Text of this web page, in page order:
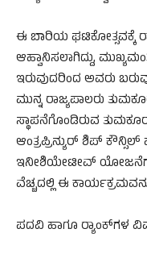
ಈ ಬಾರಿಯ ಘಟಿಕೋತ್ಸವಕ್ಕೆ
ಆಹ್ವಾನಿಸಲಾಗಿದ್ದು,
ಇರುವುದರಿಂದ ಅವರು
ಮುನ್ನ ರಾಜ್ಯಪಾಲರು
ಸ್ಥಾಪನೆಗೊಂಡಿರುವ
ಆಂತ್ರಪ್ರಿನ್ಯುರ್ ಶಿಪ್
ಇನೀಶಿಯೇಟೀವ್
ವೆಚ್ಚದಲ್ಲಿ ಈ
ಪದವಿ ಹಾಗೂ ರ‍್ಯಾಂಕ್​ಗಳ